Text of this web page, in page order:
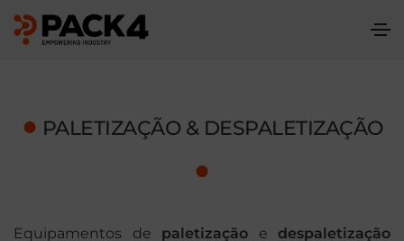
● PALETIZAÇÃO & DESPALETIZAÇÃO
●
Equipamentos de paletização e despaletização